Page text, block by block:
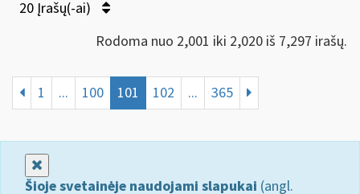
20 Įrašų(-ai)
Rodoma nuo 2,001 iki 2,020 iš 7,297 irašų.
1 ... 100 101 102 ... 365
Šioje svetainėje naudojami slapukai (angl.